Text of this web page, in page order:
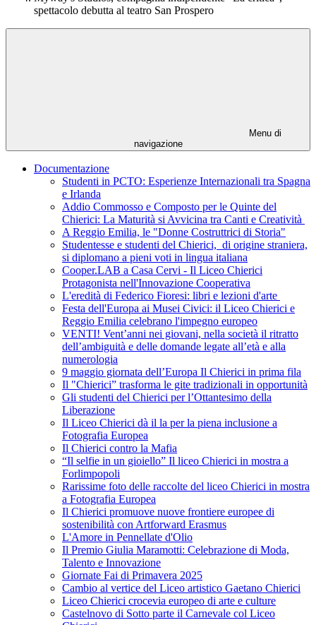
spettacolo debutta al teatro San Prospero
Menu di
navigazione
Documentazione
Studenti in PCTO: Esperienze Internazionali tra Spagna
e Irlanda
Addio Commosso e Composto per le Quinte del
Chierici: La Maturità si Avvicina tra Canti e Creatività
A Reggio Emilia, le "Donne Costruttrici di Storia"
Studentesse e studenti del Chierici, di origine straniera,
si diplomano a pieni voti in lingua italiana
Cooper.LAB a Casa Cervi - Il Liceo Chierici
Protagonista nell'Innovazione Cooperativa
L'eredità di Federico Fioresi: libri e lezioni d'arte
Festa dell'Europa ai Musei Civici: il Liceo Chierici e
Reggio Emilia celebrano l'impegno europeo
VENTI! Vent’anni nei giovani, nella società il ritratto
dell’ambiguità e delle domande legate all’età e alla
numerologia
9 maggio giornata dell’Europa Il Chierici in prima fila
Il "Chierici” trasforma le gite tradizionali in opportunità
Gli studenti del Chierici per l’Ottantesimo della
Liberazione
Il Liceo Chierici dà il la per la piena inclusione a
Fotografia Europea
Il Chierici contro la Mafia
“Il selfie in un gioiello” Il liceo Chierici in mostra a
Forlimpopoli
Rarissime foto delle raccolte del liceo Chierici in mostra
a Fotografia Europea
Il Chierici promuove nuove frontiere europee di
sostenibilità con Artforward Erasmus
L'Amore in Pennellate d'Olio
Il Premio Giulia Maramotti: Celebrazione di Moda,
Talento e Innovazione
Giornate Fai di Primavera 2025
Cambio al vertice del Liceo artistico Gaetano Chierici
Liceo Chierici crocevia europeo di arte e culture
Castelnovo di Sotto parte il Carnevale col Liceo